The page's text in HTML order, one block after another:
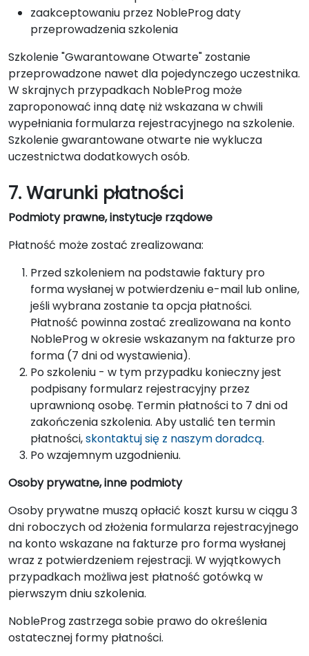
zaakceptowaniu przez NobleProg daty
przeprowadzenia szkolenia
Szkolenie "Gwarantowane Otwarte" zostanie
przeprowadzone nawet dla pojedynczego uczestnika.
W skrajnych przypadkach NobleProg może
zaproponować inną datę niż wskazana w chwili
wypełniania formularza rejestracyjnego na szkolenie.
Szkolenie gwarantowane otwarte nie wyklucza
uczestnictwa dodatkowych osób.
7. Warunki płatności
Podmioty prawne, instytucje rządowe
Płatność może zostać zrealizowana:
Przed szkoleniem na podstawie faktury pro
forma wysłanej w potwierdzeniu e-mail lub online,
jeśli wybrana zostanie ta opcja płatności.
Płatność powinna zostać zrealizowana na konto
NobleProg w okresie wskazanym na fakturze pro
forma (7 dni od wystawienia).
Po szkoleniu - w tym przypadku konieczny jest
podpisany formularz rejestracyjny przez
uprawnioną osobę. Termin płatności to 7 dni od
zakończenia szkolenia. Aby ustalić ten termin
płatności,skontaktuj się z naszym doradcą.
Po wzajemnym uzgodnieniu.
Osoby prywatne, inne podmioty
Osoby prywatne muszą opłacić koszt kursu w ciągu 3
dni roboczych od złożenia formularza rejestracyjnego
na konto wskazane na fakturze pro forma wysłanej
wraz z potwierdzeniem rejestracji. W wyjątkowych
przypadkach możliwa jest płatność gotówką w
pierwszym dniu szkolenia.
NobleProg zastrzega sobie prawo do określenia
ostatecznej formy płatności.